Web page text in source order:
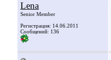
Lena
Senior Member
Регистрация: 14.06.2011
Сообщений: 136